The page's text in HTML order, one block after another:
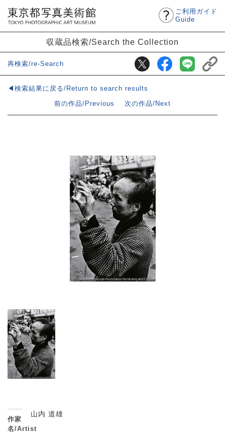
ご利用ガイド
Guide
収蔵品検索/Search the Collection
再検索/re-Search
◀検索結果に戻る/Return to search results
前の作品/Previous
次の作品/Next
作家
名/Artist
山内 道雄